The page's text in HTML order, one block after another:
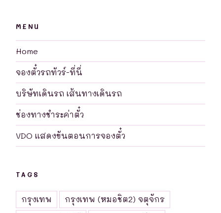
MENU
Home
จองตั๋วรถทัวร์-ที่นี่
บริษัทเดินรถ เส้นทางเดินรถ
ช่องทางชำระค่าตั๋ว
VDO แสดงขันตอนการจองตั๋ว
TAGS
กรุงเทพ
กรุงเทพ (หมอชิต2) จตุจักร